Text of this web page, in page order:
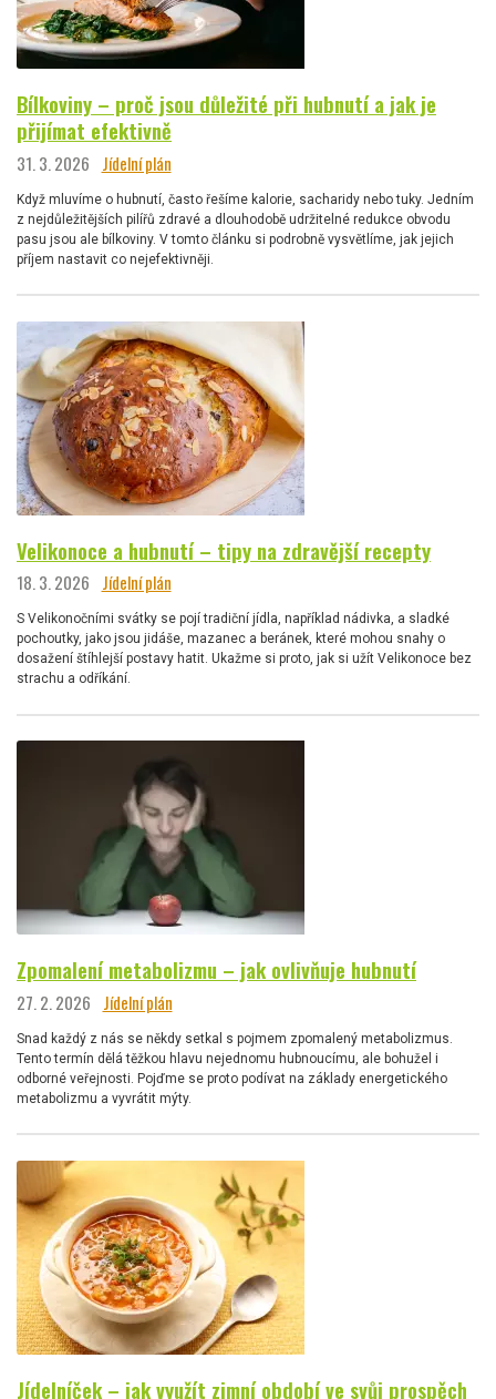
Bílkoviny – proč jsou důležité při hubnutí a jak je
přijímat efektivně
31. 3. 2026 Jídelní plán
Když mluvíme o hubnutí, často řešíme kalorie, sacharidy nebo tuky. Jedním
z nejdůležitějších pilířů zdravé a dlouhodobě udržitelné redukce obvodu
pasu jsou ale bílkoviny. V tomto článku si podrobně vysvětlíme, jak jejich
příjem nastavit co nejefektivněji.
Velikonoce a hubnutí – tipy na zdravější recepty
18. 3. 2026 Jídelní plán
S Velikonočními svátky se pojí tradiční jídla, například nádivka, a sladké
pochoutky, jako jsou jidáše, mazanec a beránek, které mohou snahy o
dosažení štíhlejší postavy hatit. Ukažme si proto, jak si užít Velikonoce bez
strachu a odříkání.
Zpomalení metabolizmu – jak ovlivňuje hubnutí
27. 2. 2026 Jídelní plán
Snad každý z nás se někdy setkal s pojmem zpomalený metabolizmus.
Tento termín dělá těžkou hlavu nejednomu hubnoucímu, ale bohužel i
odborné veřejnosti. Pojďme se proto podívat na základy energetického
metabolizmu a vyvrátit mýty.
Jídelníček – jak využít zimní období ve svůj prospěch